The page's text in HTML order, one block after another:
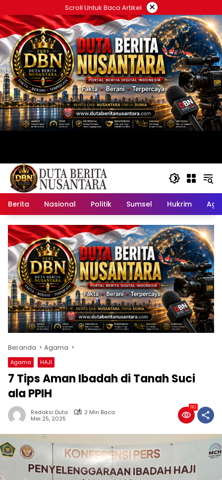
ke
konten
Scroll Untuk Baca Artikel ×
Berita Nasional Politik Sumsel Hukrim
Beranda Agama
Agama HAJI
7 Tips Aman Ibadah di Tanah Suci
ala PPIH
Redaksi Duta
2 Min Baca
Mei 25, 2025
110